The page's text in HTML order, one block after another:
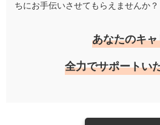
ちにお手伝いさせてもらえませんか？
あなたのキャ
全力でサポートい